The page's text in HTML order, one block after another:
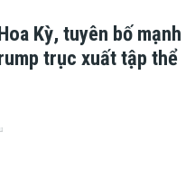
Kỳ, tuyên bố mạnh
trục xuất tập thể